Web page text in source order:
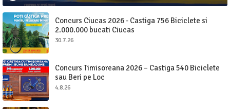
Concurs Ciucas 2026 - Castiga 756 Biciclete si
2.000.000 bucati Ciucas
30.7.26
Concurs Timisoreana 2026 – Castiga 540 Biciclete
sau Beri pe Loc
4.8.26